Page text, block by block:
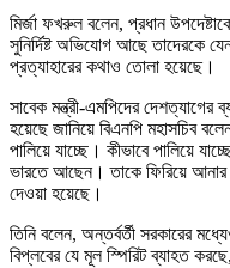
মির্জা ফখরুল বলেন, প্রধান
সুনির্দিষ্ট অভিযোগ আছে তাদেরকে
প্রত্যাহারের কথাও তোলা হয়েছে।
সাবেক মন্ত্রী-এমপিদের দেশত্যাগের
হয়েছে জানিয়ে বিএনপি মহাসচিব
পালিয়ে যাচ্ছে। কীভাবে পালিয়ে
ভারতে আছেন। তাকে ফিরিয়ে আনার
দেওয়া হয়েছে।
তিনি বলেন, অন্তর্বর্তী সরকারের
বিপ্লবের যে মূল স্পিরিট ব্যাহত